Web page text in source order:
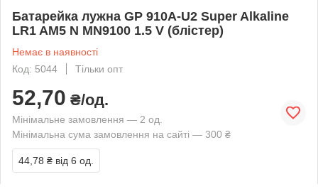
Батарейка лужна GP 910A-U2 Super Alkaline
LR1 AM5 N MN9100 1.5 V (блістер)
Немає в наявності
Код: 5044
Тільки опт
52,70 ₴/од.
Мінімальне замовлення — 2 од.
Мінімальна сума замовлення на сайті — 300 ₴
44,78 ₴ від 6 од.